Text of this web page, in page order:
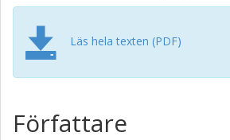
Läs hela texten (PDF)
Författare